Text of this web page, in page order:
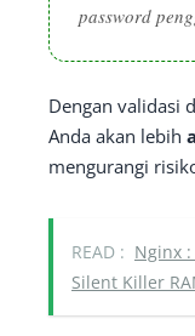
password
Dengan validasi
Anda akan lebih
mengurangi
READ : Nginx
Silent Killer